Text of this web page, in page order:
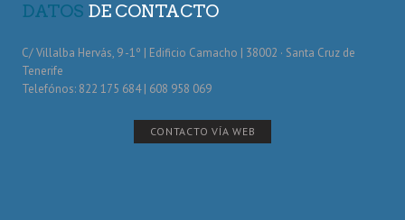
DATOS DE CONTACTO
C/ Villalba Hervás, 9 -1º | Edificio Camacho | 38002 · Santa Cruz de
Tenerife
Telefónos: 822 175 684 | 608 958 069
CONTACTO VÍA WEB